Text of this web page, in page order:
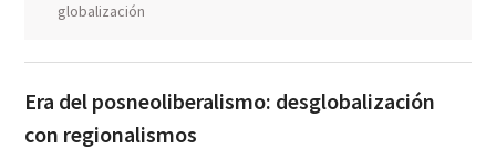
globalización
Era del posneoliberalismo: desglobalización
con regionalismos